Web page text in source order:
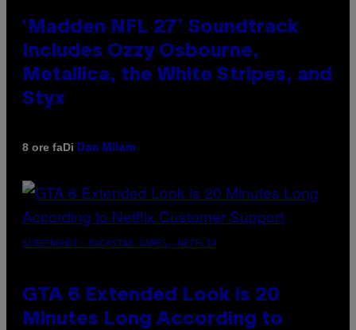
‘Madden NFL 27’ Soundtrack
Includes Ozzy Osbourne,
Metallica, the White Stripes, and
Styx
8 ore faDi Dan Milam
SCREENSHOT: ROCKSTAR GAMES, NETFLIX
GTA 6 Extended Look is 20
Minutes Long According to